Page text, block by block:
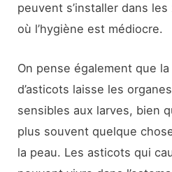
peuvent s’installer dans
où l’hygiène est médiocre.
On pense également que
d’asticots laisse les
sensibles aux larves, bien
plus souvent quelque
la peau. Les asticots qui